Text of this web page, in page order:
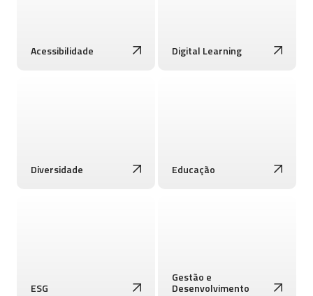
Acessibilidade Digital Learning
Diversidade Educação
ESG
Gestão e
Desenvolvimento